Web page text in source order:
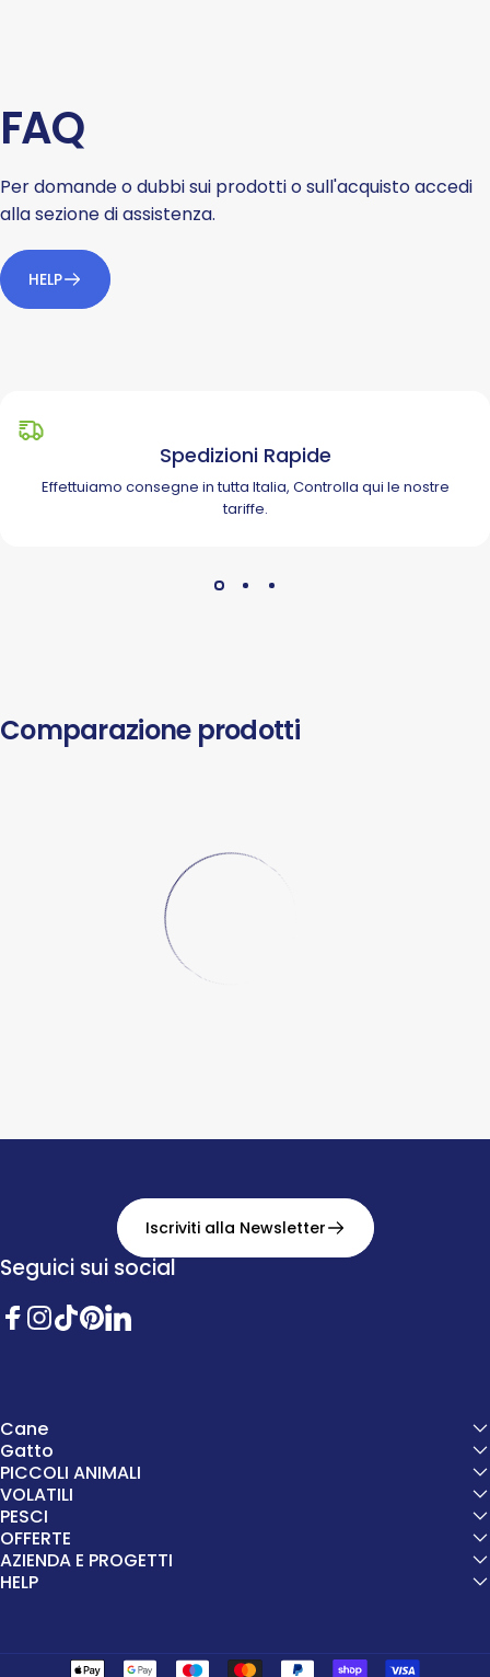
FAQ
Per domande o dubbi sui prodotti o sull'acquisto accedi
alla sezione di assistenza.
HELP
Spedizioni Rapide
Effettuiamo consegne in tutta Italia, Controlla qui le nostre
tariffe.
Comparazione prodotti
Iscriviti alla Newsletter
Seguici sui social
Cane
Gatto
PICCOLI ANIMALI
VOLATILI
PESCI
OFFERTE
AZIENDA E PROGETTI
HELP